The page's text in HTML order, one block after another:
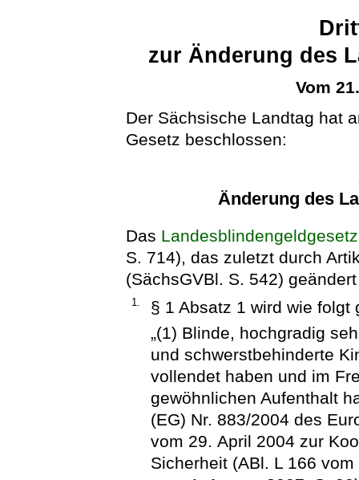
zur Änderung des
Vom
Der Sächsische Landtag hat
Gesetz beschlossen:
Änderung des
Das Landesblindengeldgesetz
S. 714), das zuletzt durch
(SächsGVBl. S. 542)
1.
§ 1 Absatz 1 wird wie folgt
„(1) Blinde, hochgradig
und schwerstbehinderte
vollendet haben und im
gewöhnlichen Aufenthalt
(EG) Nr. 883/2004 des
vom 29. April 2004 zur
Sicherheit (ABl. L 166